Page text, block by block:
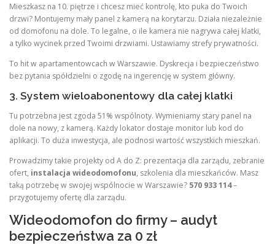
Mieszkasz na 10. piętrze i chcesz mieć kontrolę, kto puka do Twoich
drzwi? Montujemy mały panel z kamerą na korytarzu. Działa niezależnie
od domofonu na dole. To legalne, o ile kamera nie nagrywa całej klatki,
a tylko wycinek przed Twoimi drzwiami. Ustawiamy strefy prywatności.
To hit w apartamentowcach w Warszawie. Dyskrecja i bezpieczeństwo
bez pytania spółdzielni o zgodę na ingerencję w system główny.
3. System wieloabonentowy dla całej klatki
Tu potrzebna jest zgoda 51% wspólnoty. Wymieniamy stary panel na
dole na nowy, z kamerą. Każdy lokator dostaje monitor lub kod do
aplikacji. To duża inwestycja, ale podnosi wartość wszystkich mieszkań.
Prowadzimy takie projekty od A do Z: prezentacja dla zarządu, zebranie
ofert, instalacja wideodomofonu, szkolenia dla mieszkańców. Masz
taką potrzebę w swojej wspólnocie w Warszawie? 570 933 114–
przygotujemy ofertę dla zarządu.
Wideodomofon do firmy – audyt
bezpieczeństwa za 0 zł